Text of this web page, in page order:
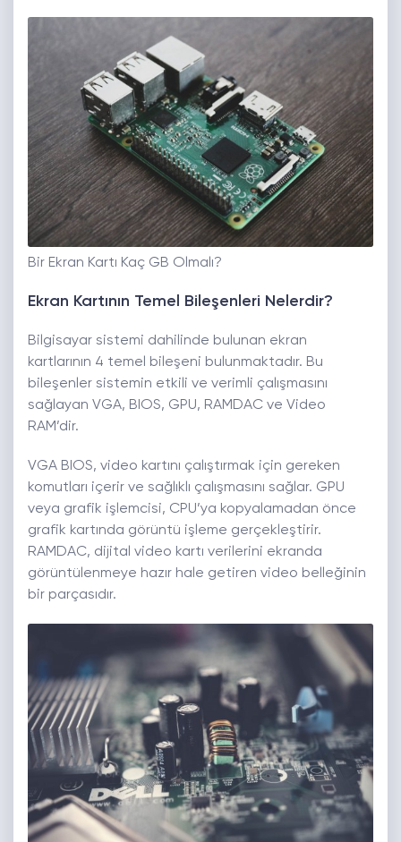
Bir Ekran Kartı Kaç GB Olmalı?
Ekran Kartının Temel Bileşenleri Nelerdir?
Bilgisayar sistemi dahilinde bulunan ekran
kartlarının 4 temel bileşeni bulunmaktadır. Bu
bileşenler sistemin etkili ve verimli çalışmasını
sağlayan VGA, BIOS, GPU, RAMDAC ve Video
RAM’dir.
VGA BIOS, video kartını çalıştırmak için gereken
komutları içerir ve sağlıklı çalışmasını sağlar. GPU
veya grafik işlemcisi, CPU’ya kopyalamadan önce
grafik kartında görüntü işleme gerçekleştirir.
RAMDAC, dijital video kartı verilerini ekranda
görüntülenmeye hazır hale getiren video belleğinin
bir parçasıdır.